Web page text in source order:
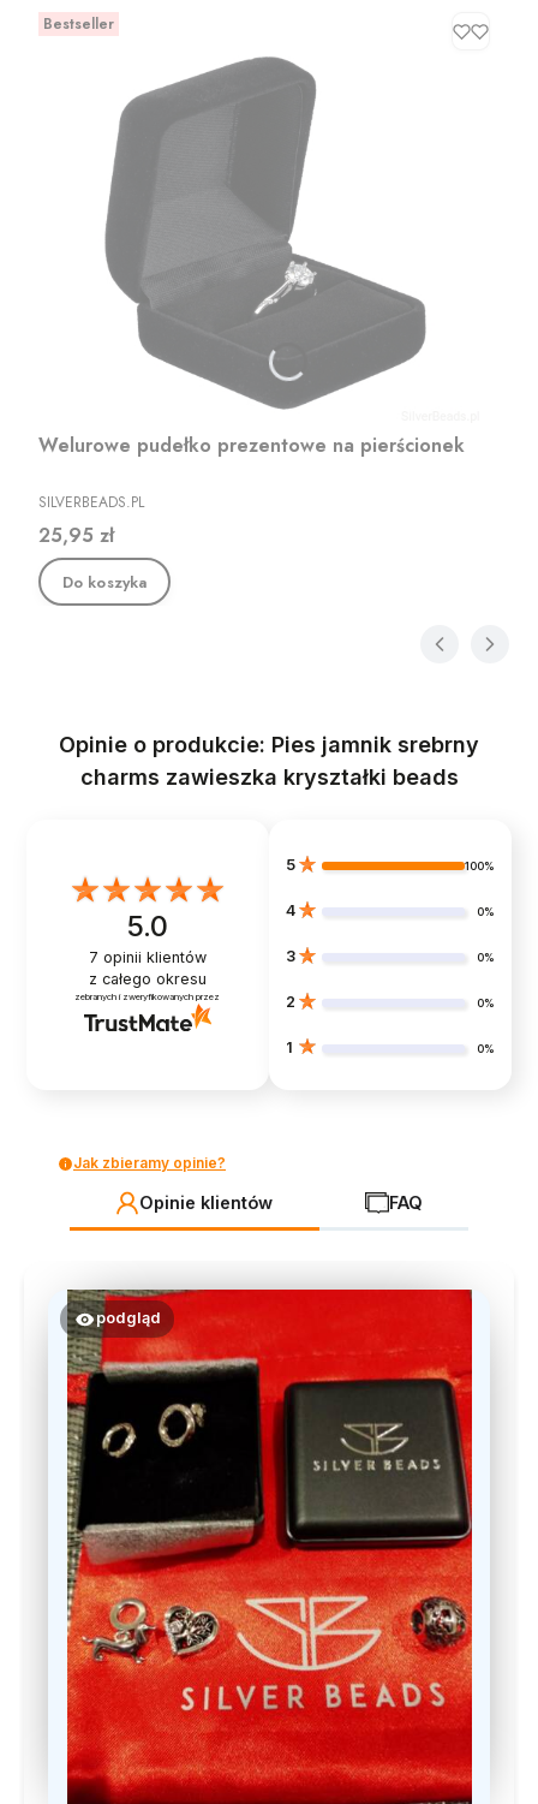
Bestseller
Welurowe pudełko prezentowe na pierścionek
PRODUCENT
SILVERBEADS.PL
Cena
25,95 zł
Do koszyka
Opinie o produkcie: Pies jamnik srebrny
charms zawieszka kryształki beads
5.0
7 opinii klientów
z całego okresu
zebranych i zweryfikowanych przez
5 100%
4 0%
3 0%
2 0%
1 0%
Jak zbieramy opinie?
Opinie klientów FAQ
podgląd